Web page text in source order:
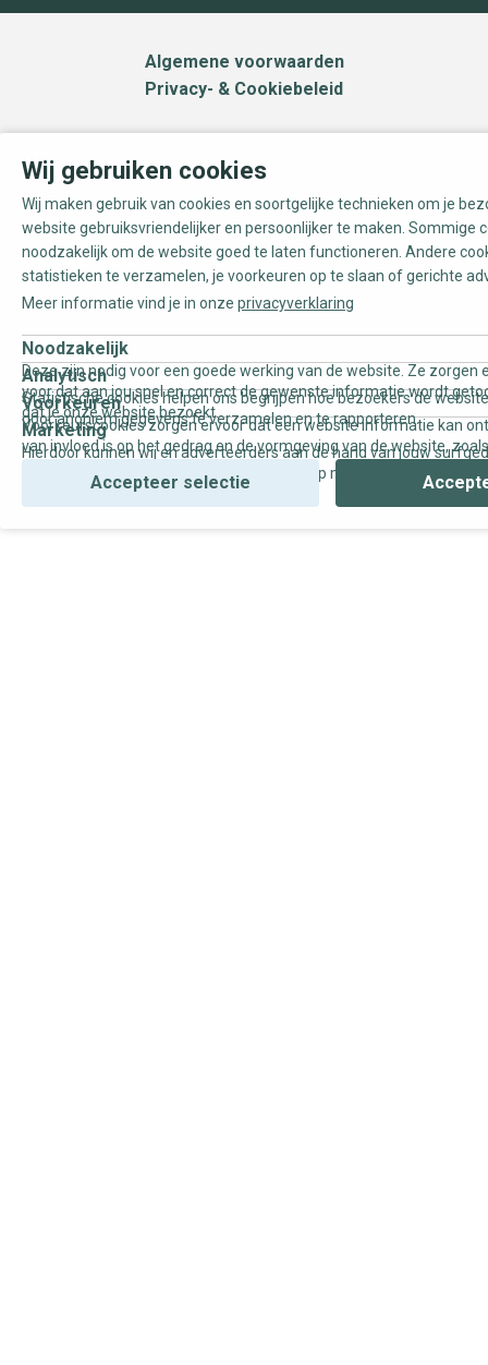
Algemene voorwaarden
Privacy- & Cookiebeleid
Wij gebruiken cookies
Wij maken gebruik van cookies en soortgelijke technieken om je
website gebruiksvriendelijker en persoonlijker te maken. Sommige
noodzakelijk om de website goed te laten functioneren. Andere
statistieken te verzamelen, je voorkeuren op te slaan of gerichte
Meer informatie vind je in onze privacyverklaring
Noodzakelijk
Deze zijn nodig voor een goede werking van de website. Ze zorgen
voor dat aan jou snel en correct de gewenste informatie wordt
dat je onze website bezoekt.
Analytisch
Statistische cookies helpen ons begrijpen hoe bezoekers de
door anoniem gegevens te verzamelen en te rapporteren.
Voorkeuren
Voorkeurscookies zorgen ervoor dat een website informatie kan
van invloed is op het gedrag en de vormgeving van de website,
Marketing
Hierdoor kunnen wij en adverteerders aan de hand van jouw
gepersonaliseerde online advertenties en op maat gemaakte
Accepteer selectie